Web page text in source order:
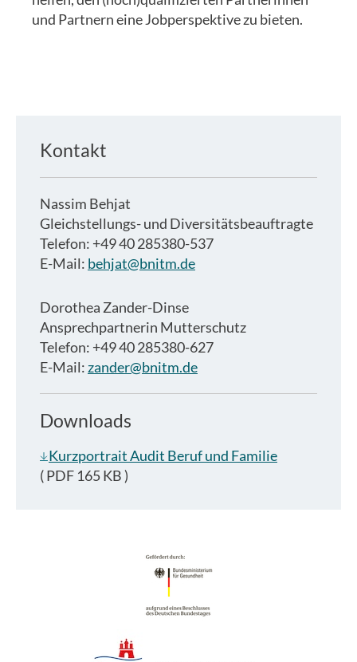
und Partnern eine Jobperspektive zu bieten.
Kontakt
Nassim Behjat
Gleichstellungs- und Diversitätsbeauftragte
Telefon: +49 40 285380-537
E-Mail: behjat@bnitm.de
Dorothea Zander-Dinse
Ansprechpartnerin Mutterschutz
Telefon: +49 40 285380-627
E-Mail: zander@bnitm.de
Downloads
Kurzportrait Audit Beruf und Familie
( PDF 165 KB )